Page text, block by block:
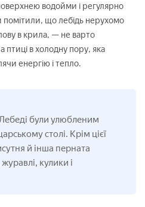
водойми і регулярно
що лебідь нерухомо
в крила, — не варто
птиці в холодну пору, яка
енергію і тепло.
були улюбленим
столі. Крім цієї
й інша перната
кулики і